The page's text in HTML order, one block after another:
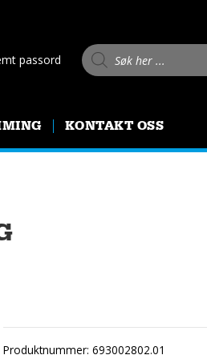
passord
Products search
KONTAKT OSS
Produktnummer: 693002802.01